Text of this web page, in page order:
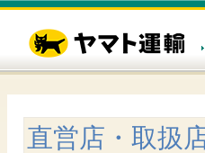
直営店・取扱